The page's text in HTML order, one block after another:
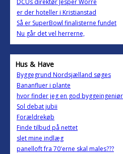
DCUs direktør Jesper Worre
er der hoteller i Kristianstad
Så er SuperBowl finalisterne fundet
Nu går det vel herrerne,
Hus & Have
Byggegrund Nordsjælland søges
Bananfluer i plante
hvor finder jeg en god
Sol debat jubii
Forældrekøb
Finde tilbud på nettet
slet mine indlæg
panelloft fra 70'erne skal males???